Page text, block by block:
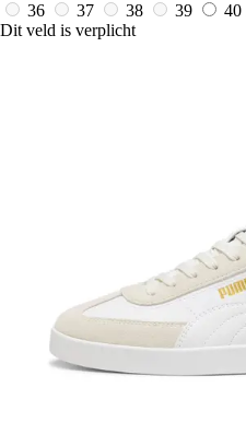
36
37 38 39 40
Dit veld is verplicht